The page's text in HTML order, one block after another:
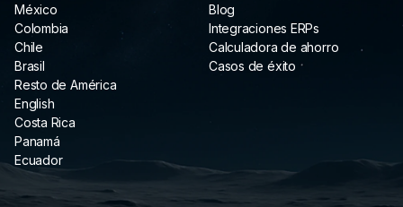
México
Colombia
Chile
Brasil
Resto de América
English
Costa Rica
Panamá
Ecuador
Blog
Integraciones ERPs
Calculadora de ahorro
Casos de éxito